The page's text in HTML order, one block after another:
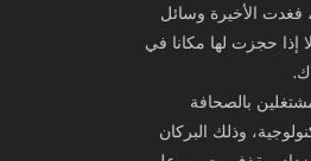
فغدت الأخيرة وسائل
إذا حجزت لها مكانا في
بالصحافة
وذلك البركان